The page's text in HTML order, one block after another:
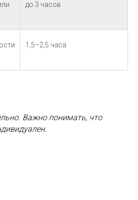
до 3 часов
1,5–2,5 часа
Важно понимать, что